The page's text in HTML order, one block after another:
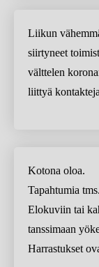
Liikun
siirtyneet
välttelen
liittyä
Kotona oloa.
Tapahtumia
Elokuviin tai
tanssimaan
Harrastukset